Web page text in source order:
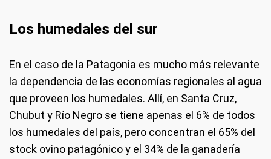
Los humedales del sur
En el caso de la Patagonia es mucho más relevante
la dependencia de las economías regionales al agua
que proveen los humedales. Allí, en Santa Cruz,
Chubut y Río Negro se tiene apenas el 6% de todos
los humedales del país, pero concentran el 65% del
stock ovino patagónico y el 34% de la ganadería